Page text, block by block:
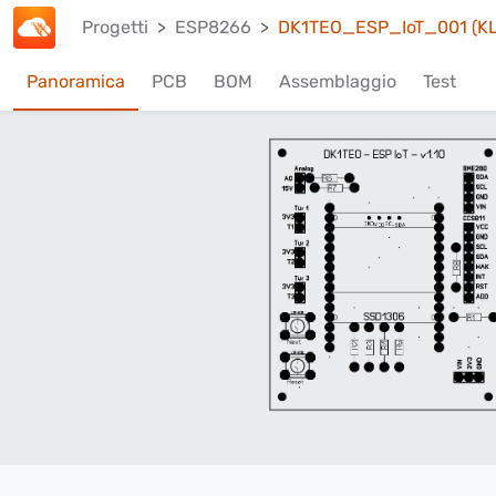
Progetti ESP8266 DK1TEO_ESP_IoT_001
Panoramica PCB BOM Assemblaggio Test